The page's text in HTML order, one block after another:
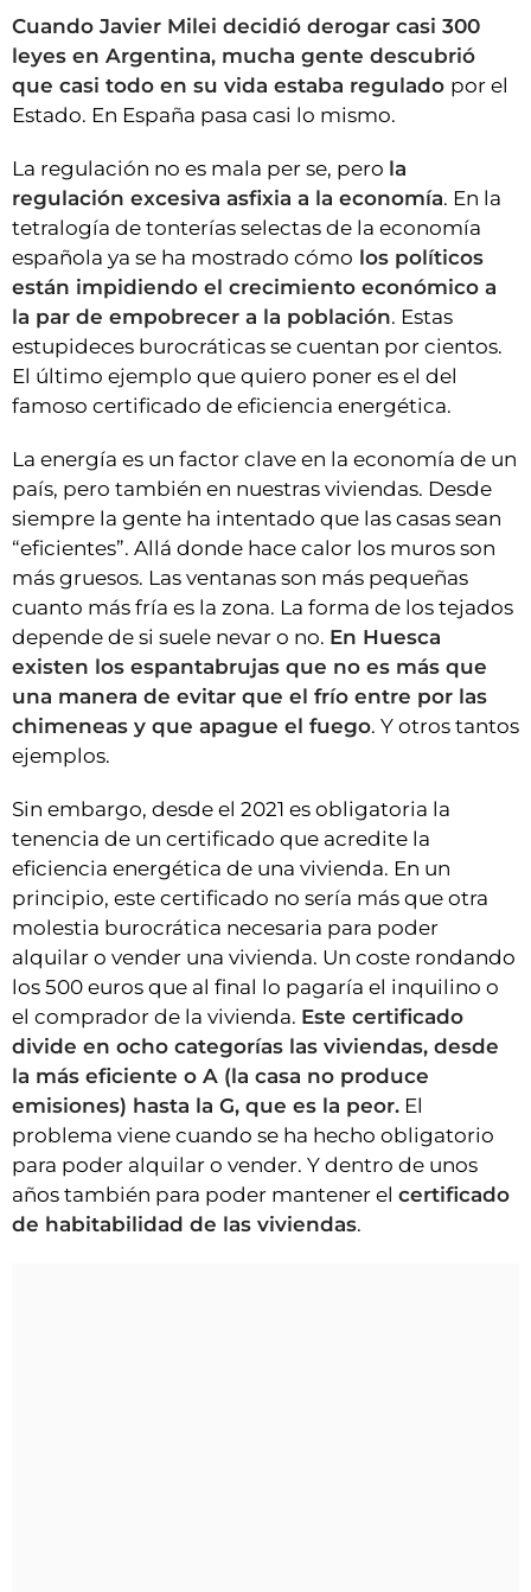
Cuando Javier Milei decidió derogar casi 300
leyes en Argentina, mucha gente descubrió
que casi todo en su vida estaba regulado por el
Estado. En España pasa casi lo mismo.
La regulación no es mala per se, pero la
regulación excesiva asfixia a la economía. En la
tetralogía de tonterías selectas de la economía
española ya se ha mostrado cómo los políticos
están impidiendo el crecimiento económico a
la par de empobrecer a la población. Estas
estupideces burocráticas se cuentan por cientos.
El último ejemplo que quiero poner es el del
famoso certificado de eficiencia energética.
La energía es un factor clave en la economía de un
país, pero también en nuestras viviendas. Desde
siempre la gente ha intentado que las casas sean
“eficientes”. Allá donde hace calor los muros son
más gruesos. Las ventanas son más pequeñas
cuanto más fría es la zona. La forma de los tejados
depende de si suele nevar o no. En Huesca
existen los espantabrujas que no es más que
una manera de evitar que el frío entre por las
chimeneas y que apague el fuego. Y otros tantos
ejemplos.
Sin embargo, desde el 2021 es obligatoria la
tenencia de un certificado que acredite la
eficiencia energética de una vivienda. En un
principio, este certificado no sería más que otra
molestia burocrática necesaria para poder
alquilar o vender una vivienda. Un coste rondando
los 500 euros que al final lo pagaría el inquilino o
el comprador de la vivienda. Este certificado
divide en ocho categorías las viviendas, desde
la más eficiente o A (la casa no produce
emisiones) hasta la G, que es la peor. El
problema viene cuando se ha hecho obligatorio
para poder alquilar o vender. Y dentro de unos
años también para poder mantener el certificado
de habitabilidad de las viviendas.